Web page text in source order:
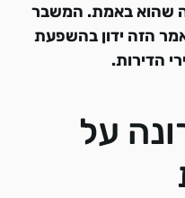
שהוא באמת. המשבר
הזה ידון בהשפעת
הדירות.
על